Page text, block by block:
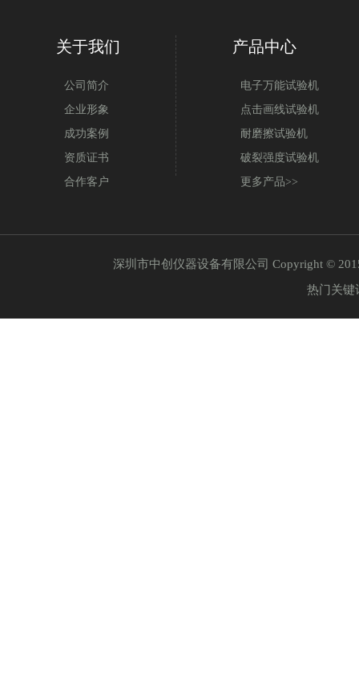
关于我们
公司简介
企业形象
成功案例
资质证书
合作客户
产品中心
电子万能试验机
点击画线试验机
耐磨擦试验机
破裂强度试验机
更多产品>>
深圳市中创仪器设备有限公司 Copyright ©
热门关键